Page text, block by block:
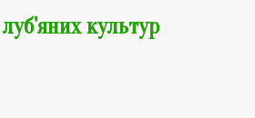
культур